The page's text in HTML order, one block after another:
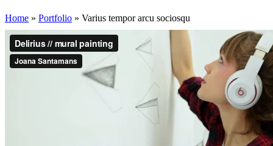
Home » Portfolio » Varius tempor arcu sociosqu